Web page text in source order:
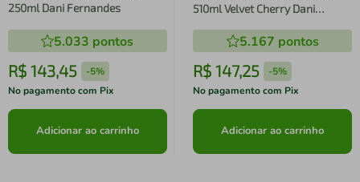
250ml Dani Fernandes
5.033 pontos
R$ 143,45 -5%
No pagamento com Pix
Adicionar ao carrinho
510ml Velvet Cherry Dani
5.167 pontos
R$ 147,25 -5%
No pagamento com Pix
Adicionar ao carrinho